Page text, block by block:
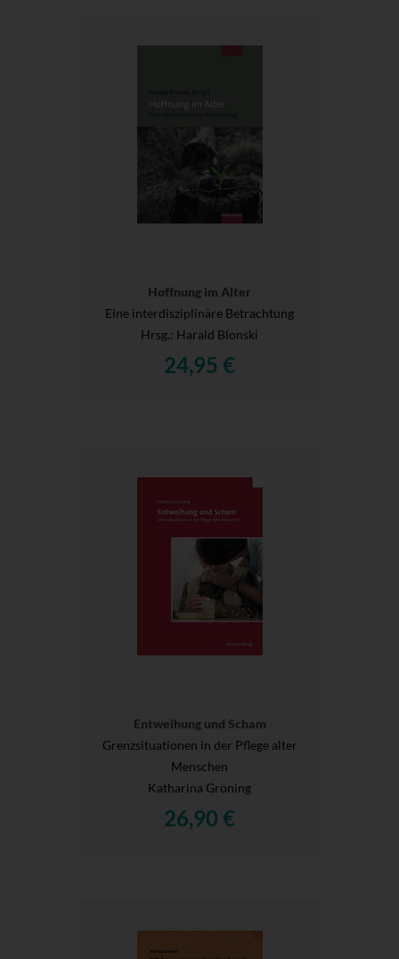
Hoffnung im Alter
Eine interdisziplinäre Betrachtung
Hrsg.: Harald Blonski
24,95 €
Entweihung und Scham
Grenzsituationen in der Pflege alter
Menschen
Katharina Gröning
26,90 €